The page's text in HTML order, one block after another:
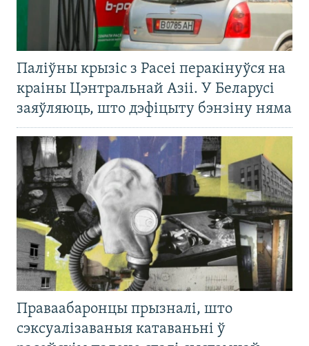
Паліўны крызіс з Расеі перакінуўся на
краіны Цэнтральнай Азіі. У Беларусі
заяўляюць, што дэфіцыту бэнзіну няма
Праваабаронцы прызналі, што
сэксуалізаваныя катаваньні ў